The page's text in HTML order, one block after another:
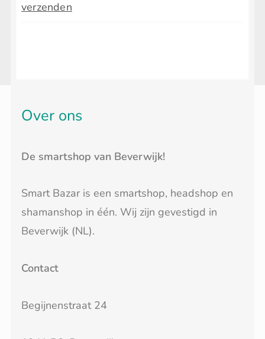
verzenden
Over ons
De smartshop van Beverwijk!
Smart Bazar is een smartshop, headshop en
shamanshop in één. Wij zijn gevestigd in
Beverwijk (NL).
Contact
Begijnenstraat 24